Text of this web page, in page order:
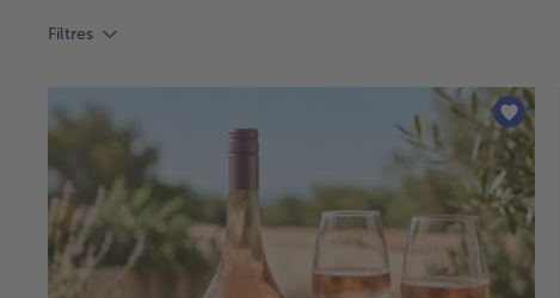
Filtres